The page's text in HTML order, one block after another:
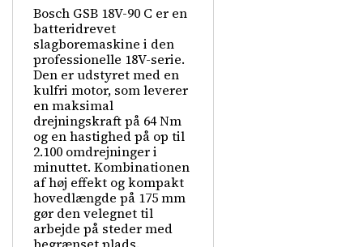
Bosch GSB 18V-90 C er en
batteridrevet
slagboremaskine i den
professionelle 18V-serie.
Den er udstyret med en
kulfri motor, som leverer
en maksimal
drejningskraft på 64 Nm
og en hastighed på op til
2.100 omdrejninger i
minuttet. Kombinationen
af høj effekt og kompakt
hovedlængde på 175 mm
gør den velegnet til
arbejde på steder med